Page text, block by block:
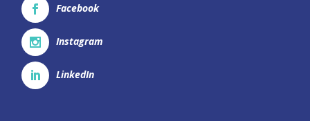
Facebook
Instagram
LinkedIn